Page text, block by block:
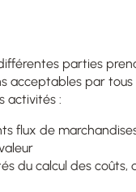
parties
acceptables par
activités :
flux de
du calcul des coûts,